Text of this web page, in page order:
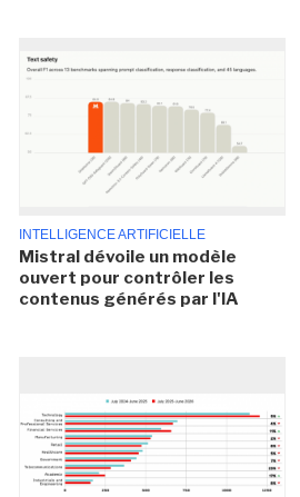
INTELLIGENCE ARTIFICIELLE
Mistral dévoile un modèle
ouvert pour contrôler les
contenus générés par l'IA